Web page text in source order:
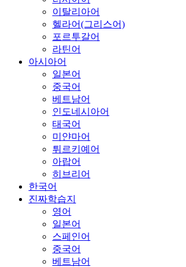
이탈리아어
헬라어(그리스어)
포르투갈어
라틴어
아시아어
일본어
중국어
베트남어
인도네시아어
태국어
미얀마어
튀르키예어
아랍어
히브리어
한국어
진짜학습지
영어
일본어
스페인어
중국어
베트남어